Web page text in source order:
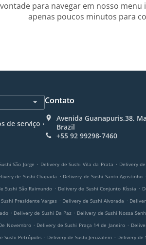
para navegar em nosso
apenas poucos minutos para
de serviço .
Contato
Avenida Guanapuris,38,
Brazil
+55 92 99298-7460
São Jorge . Delivery de Sushi Vila da Prata . Delivery
de Sushi Chapada . Delivery de Sushi Santo Agostinho
Sushi São Raimundo . Delivery de Sushi Conjunto Kíssia .
Presidente Vargas . Delivery de Sushi Alvorada .
. Delivery de Sushi Da Paz . Delivery de Sushi Nossa
Novembro . Delivery de Sushi Praça 14 de Janeiro .
Sushi Petrópolis . Delivery de Sushi Jeruzalem . Delivery de